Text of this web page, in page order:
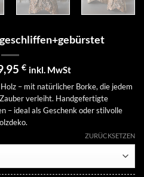
€Preisspanne:
bis
69,95 €
inkl. MwSt
– mit natürlicher Borke, die jedem
verleiht. Handgefertigte
– ideal als Geschenk oder stilvolle
ZURÜCKSETZEN